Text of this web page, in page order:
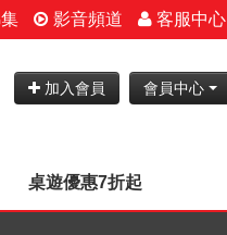
影音頻道 客服中心
加入會員 會員中心
桌遊優惠7折起